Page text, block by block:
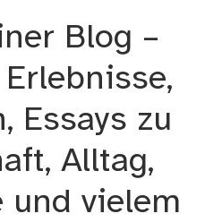
Blog –
Essays zu
Alltag,
und vielem